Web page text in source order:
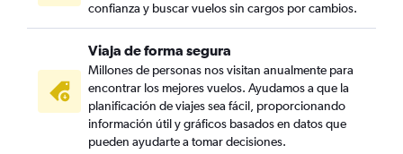
confianza y buscar vuelos sin cargos por cambios.
Viaja de forma segura
Millones de personas nos visitan anualmente para
encontrar los mejores vuelos. Ayudamos a que la
planificación de viajes sea fácil, proporcionando
información útil y gráficos basados en datos que
pueden ayudarte a tomar decisiones.